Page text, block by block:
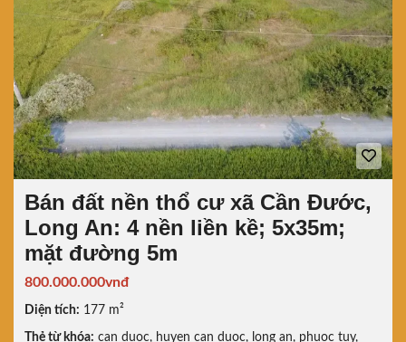
Bán đất nền thổ cư xã Cần Đước,
Long An: 4 nền liền kề; 5x35m;
mặt đường 5m
800.000.000vnđ
Diện tích: 177 m²
Thẻ từ khóa: can duoc, huyen can duoc, long an, phuoc tuy,